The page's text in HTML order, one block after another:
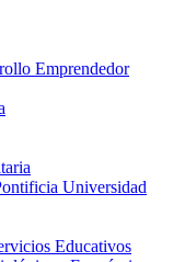
Emprendedor
Universidad
Educativos